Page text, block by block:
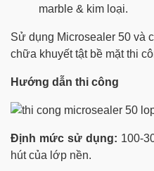
marble & kim loại.
Sử dụng Microsealer 50 và
chữa khuyết tật bề mặt thi
Hướng dẫn thi công
Định mức sử dụng: 100-
hút của lớp nền.